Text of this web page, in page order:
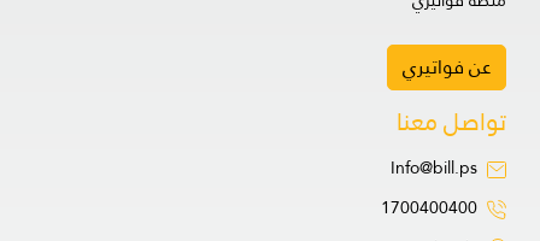
عن فواتيري
تواصل معنا
Info@bill.ps
1700400400